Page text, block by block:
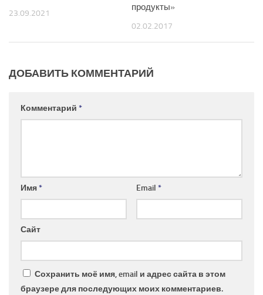
23.09.2021
продукты»
02.02.2017
ДОБАВИТЬ КОММЕНТАРИЙ
Комментарий *
Имя* Email *
Сайт
Сохранить моё имя, email и адрес сайта в этом
браузере для последующих моих комментариев.